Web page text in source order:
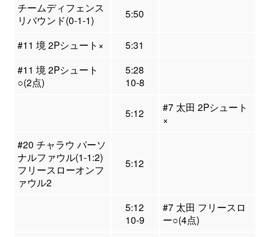
チームディフェンス
リバウンド(0-1-1)
5:50
#11 境 2Pシュート×
5:31
#11 境 2Pシュート
○(2点)
5:28
10-8
5:12
#7 太田 2Pシュート
×
#20 チャラウ パーソ
ナルファウル(1-1:2)
フリースローオンフ
ァウル2
5:12
5:12
10-9
#7 太田 フリースロ
ー○(4点)